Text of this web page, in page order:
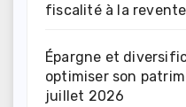
fiscalité à la revente
Épargne et
optimiser son
juillet 2026